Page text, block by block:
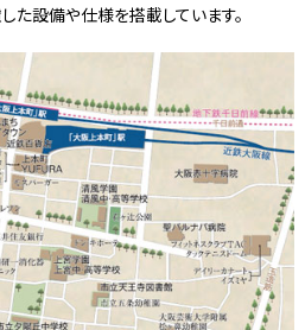
た設備や仕様を搭載しています。